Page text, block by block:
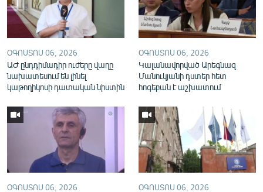
«Ազատության» բոլոր կայքերը
ՕԳՈՍՏՈՍ 06, 2026
ԱԺ ընդդիմադիր ուժերը վաղը
նախատեսում են լինել
կաթողիկոսի դատական նիստին
ՕԳՈՍՏՈՍ 06, 2026
Կալանավորված Արեգնազ
Մանուկյանի դստեր հետ
հոգեբան է աշխատում
ՕԳՈՍՏՈՍ 06, 2026 ՕԳՈՍՏՈՍ 06, 2026